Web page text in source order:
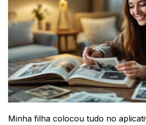
Minha filha colocou tudo no